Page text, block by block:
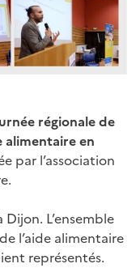
régionale de
alimentaire en
par l’association
Dijon. L’ensemble
l’aide alimentaire
représentés.